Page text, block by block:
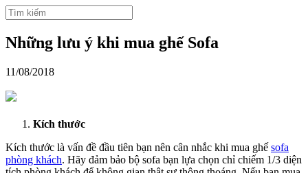
Những lưu ý khi mua ghế Sofa
11/08/2018
Kích thước
Kích thước là vấn đề đầu tiên bạn nên cân nhắc khi mua ghế sofa
phòng khách. Hãy đảm bảo bộ sofa bạn lựa chọn chỉ chiếm 1/3 diện